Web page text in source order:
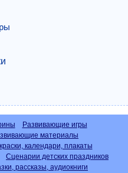
Развивающие игры
материалы
календари, плакаты
Сценарии детских праздников
рассказы, аудиокниги